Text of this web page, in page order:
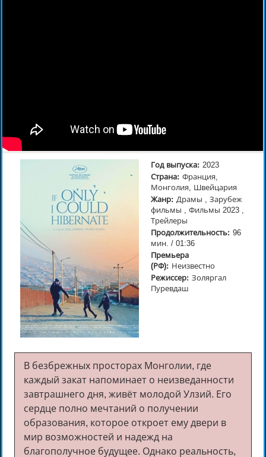
Год выпуска: 2023
Страна: Франция,
Монголия, Швейцария
Жанр: Драмы , Зарубеж
фильмы , Фильмы 2023 ,
Трейлеры
Продолжительность: 96
мин. / 01:36
Премьера
(РФ): Неизвестно
Режиссер: Золяргал
Пуревдаш
В безбрежных просторах Монголии, где
каждый закат напоминает о неизведанности
завтрашнего дня, живёт молодой Улзий. Его
сердце полно мечтаний о получении
образования, которое откроет ему двери в
мир возможностей и надежд на
благополучное будущее. Однако реальность,